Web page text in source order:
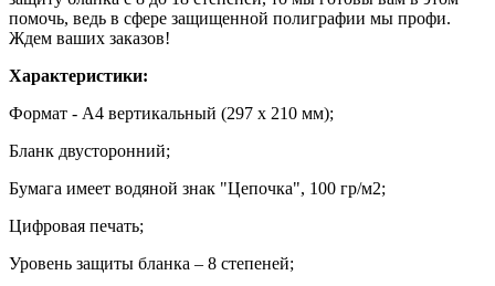
помочь, ведь в сфере защищенной полиграфии мы профи.
Ждем ваших заказов!
Характеристики:
Формат - А4 вертикальный (297 х 210 мм);
Бланк двусторонний;
Бумага имеет водяной знак "Цепочка", 100 гр/м2;
Цифровая печать;
Уровень защиты бланка – 8 степеней;